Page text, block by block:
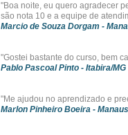
"Boa noite, eu quero agradecer
são nota 10 e a equipe de
Marcio de Souza Dorgam -
"Gostei bastante do curso, bem
Pablo Pascoal Pinto - Itabira/MG
"Me ajudou no aprendizado e
Marlon Pinheiro Boeira -